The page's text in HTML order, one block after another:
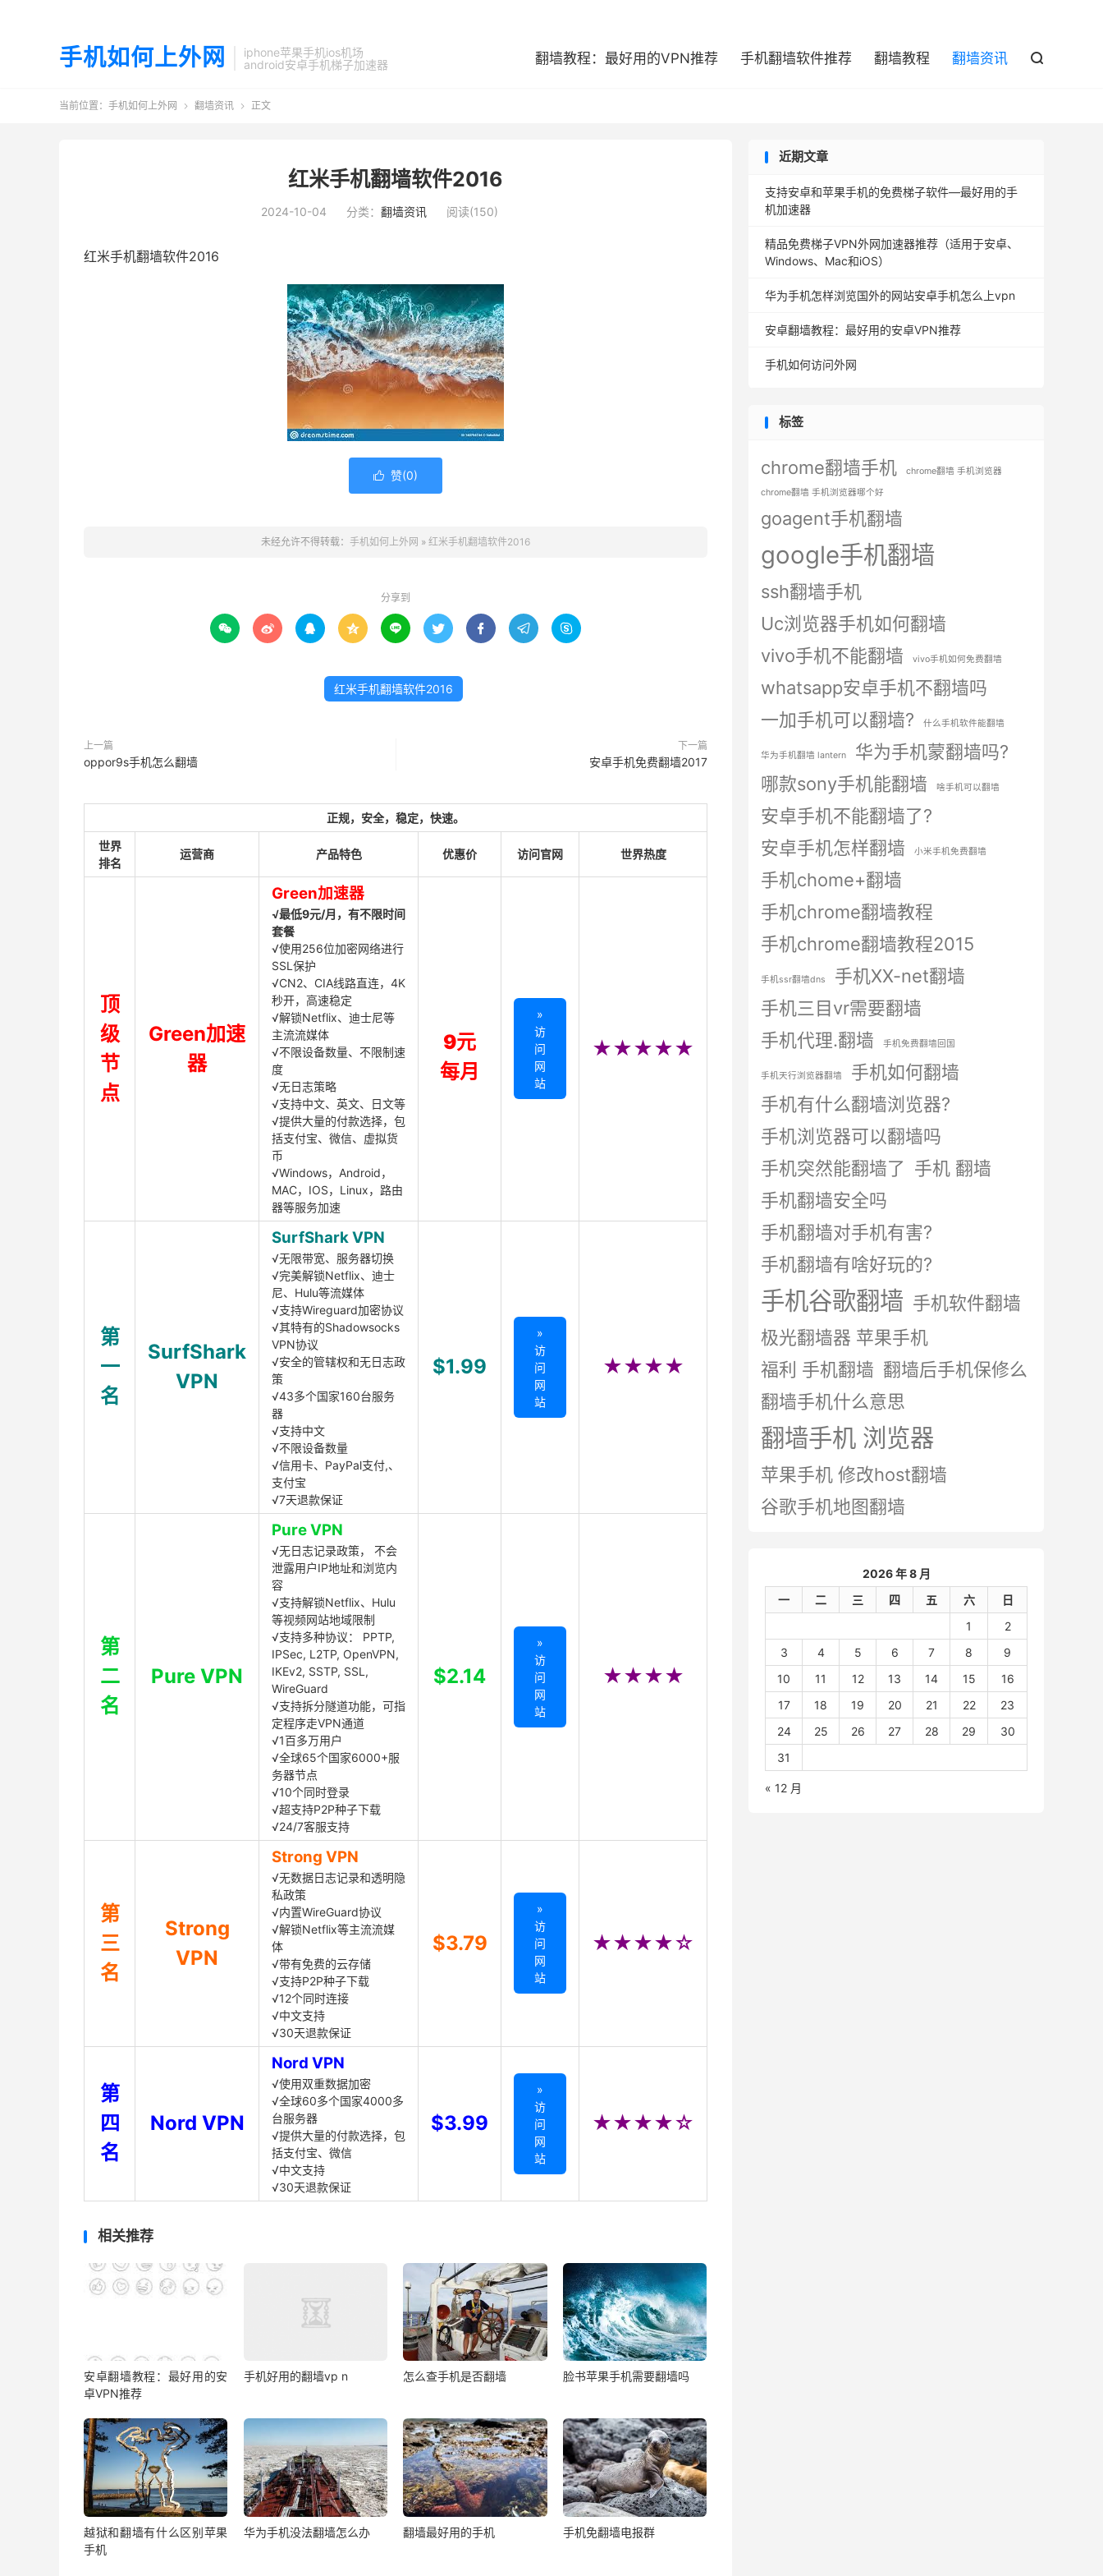
手机如何上外网
iphone苹果手机ios机场
android安卓手机梯子加速器
翻墙教程：最好用的VPN推荐 手机翻墙软件推荐 翻墙教程 翻墙资讯 
当前位置： 手机如何上外网  翻墙资讯  正文
红米手机翻墙软件2016
2024-10-04 分类： 翻墙资讯 阅读(150)
红米手机翻墙软件2016
 赞(0)
未经允许不得转载： 手机如何上外网 » 红米手机翻墙软件2016
分享到
        
红米手机翻墙软件2016
上一篇
oppor9s手机怎么翻墙
下一篇
安卓手机免费翻墙2017
正规，安全，稳定，快速。
世界
排名
运营商 产品特色 优惠价 访问官网 世界热度
顶
级
节
点
Green加速
器
Green加速器
√最低9元/月，有不限时间
套餐
√使用256位加密网络进行
SSL保护
√CN2、CIA线路直连，4K
秒开，高速稳定
√解锁Netflix、迪士尼等
主流流媒体
√不限设备数量、不限制速
度
√无日志策略
√支持中文、英文、日文等
√提供大量的付款选择，包
括支付宝、微信、虚拟货
币
√Windows，Android，
MAC，IOS，Linux，路由
器等服务加速
9元
每月
»
访
问
网
站
★★★★★
第
一
名
SurfShark
VPN
SurfShark VPN
√无限带宽、服务器切换
√完美解锁Netflix、迪士
尼、Hulu等流媒体
√支持Wireguard加密协议
√其特有的Shadowsocks
VPN协议
√安全的管辖权和无日志政
策
√43多个国家160台服务
器
√支持中文
√不限设备数量
√信用卡、PayPal支付,、
支付宝
√7天退款保证
$1.99
»
访
问
网
站
★★★★
第
二
名
Pure VPN
Pure VPN
√无日志记录政策， 不会
泄露用户IP地址和浏览内
容
√支持解锁Netflix、Hulu
等视频网站地域限制
√支持多种协议： PPTP,
IPSec, L2TP, OpenVPN,
IKEv2, SSTP, SSL,
WireGuard
√支持拆分隧道功能，可指
定程序走VPN通道
√1百多万用户
√全球65个国家6000+服
务器节点
√10个同时登录
√超支持P2P种子下载
√24/7客服支持
$2.14
»
访
问
网
站
★★★★
第
三
名
Strong
VPN
Strong VPN
√无数据日志记录和透明隐
私政策
√内置WireGuard协议
√解锁Netflix等主流流媒
体
√带有免费的云存储
√支持P2P种子下载
√12个同时连接
√中文支持
√30天退款保证
$3.79
»
访
问
网
站
★★★★☆
第
四
名
Nord VPN
Nord VPN
√使用双重数据加密
√全球60多个国家4000多
台服务器
√提供大量的付款选择，包
括支付宝、微信
√中文支持
√30天退款保证
$3.99
»
访
问
网
站
★★★★☆
相关推荐
安卓翻墙教程：最好用的安
卓VPN推荐
手机好用的翻墙vp n 怎么查手机是否翻墙 脸书苹果手机需要翻墙吗
越狱和翻墙有什么区别苹果
手机
华为手机没法翻墙怎么办 翻墙最好用的手机 手机免翻墙电报群
近期文章
支持安卓和苹果手机的免费梯子软件—最好用的手
机加速器
精品免费梯子VPN外网加速器推荐（适用于安卓、
Windows、Mac和iOS）
华为手机怎样浏览国外的网站安卓手机怎么上vpn
安卓翻墙教程：最好用的安卓VPN推荐
手机如何访问外网
标签
chrome翻墙手机
chrome翻墙 手机浏览器
chrome翻墙 手机浏览器哪个好
goagent手机翻墙
google手机翻墙
ssh翻墙手机
Uc浏览器手机如何翻墙
vivo手机不能翻墙
vivo手机如何免费翻墙
whatsapp安卓手机不翻墙吗
一加手机可以翻墙?
什么手机软件能翻墙
华为手机翻墙 lantern
华为手机蒙翻墙吗?
哪款sony手机能翻墙
啥手机可以翻墙
安卓手机不能翻墙了?
安卓手机怎样翻墙
小米手机免费翻墙
手机chome+翻墙
手机chrome翻墙教程
手机chrome翻墙教程2015
手机ssr翻墙dns
手机XX-net翻墙
手机三目vr需要翻墙
手机代理.翻墙
手机免费翻墙回国
手机天行浏览器翻墙
手机如何翻墙
手机有什么翻墙浏览器?
手机浏览器可以翻墙吗
手机突然能翻墙了 手机 翻墙
手机翻墙安全吗
手机翻墙对手机有害?
手机翻墙有啥好玩的?
手机谷歌翻墙 手机软件翻墙
极光翻墙器 苹果手机
福利 手机翻墙 翻墙后手机保修么
翻墙手机什么意思
翻墙手机 浏览器
苹果手机 修改host翻墙
谷歌手机地图翻墙
2026 年 8 月
一
二 三 四 五 六
日
1
2
3
4 5 6 7 8
9
10
11 12 13 14 15
16
17
18 19 20 21 22
23
24
25 26 27 28 29
30
31
« 12 月